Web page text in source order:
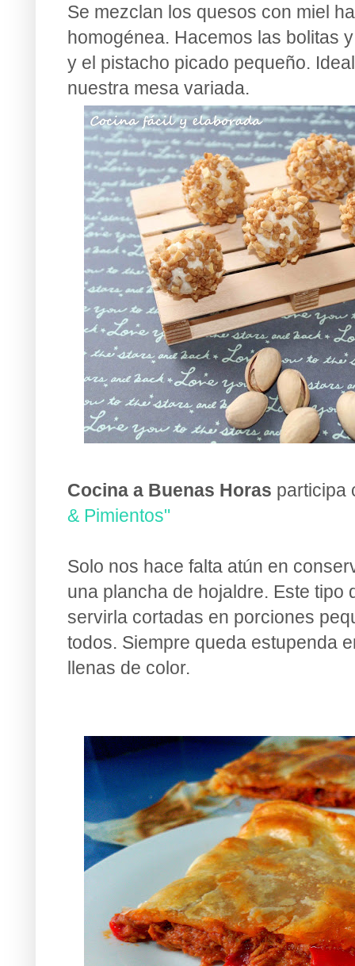
Se mezclan los quesos con miel
homogénea. Hacemos las bolitas
y el pistacho picado pequeño.
nuestra mesa variada.
Cocina a Buenas Horas participa
& Pimientos"
Solo nos hace falta atún en
una plancha de hojaldre. Este tipo
servirla cortadas en porciones
todos. Siempre queda estupenda
llenas de color.